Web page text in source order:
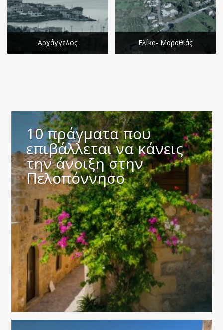
Αρχάγγελος Ελίκα- Μαραθιάς
10 πράγματα που
επιβάλλεται να κάνεις
την άνοιξη στην
Πελοπόννησο